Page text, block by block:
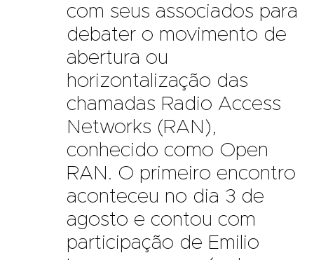
com seus associados para
debater o movimento de
abertura ou
horizontalização das
chamadas Radio Access
Networks (RAN),
conhecido como Open
RAN. O primeiro encontro
aconteceu no dia 3 de
agosto e contou com
participação de Emilio